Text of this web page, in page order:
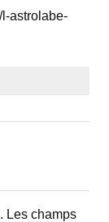
astrolabe-
Les champs